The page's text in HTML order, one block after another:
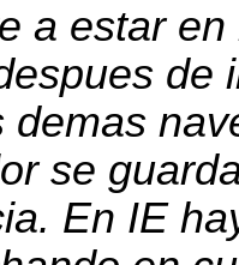
a estar
de
demas
se
En IE